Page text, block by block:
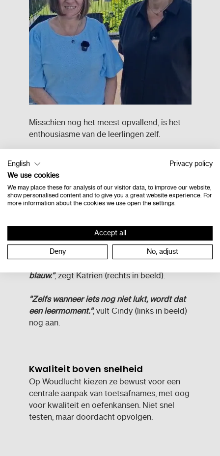
Misschien nog het meest opvallend, is het
enthousiasme van de leerlingen zelf.
hun vooruitgang letterlijk groeien op hun
rekenmuur. Elk groen “steentje” telt. Elk
succesje wordt zichtbaar. En dat doet iets
met hun motivatie en zelfvertrouwen.
“De steentjes dansen wanneer leerlingen
voor het eerst naar hun muurtje kijken nadat
ze het gemaakt hebben. Steentjes kleuren
blauw.”, zegt Katrien (rechts in beeld).
"Zelfs wanneer iets nog niet lukt, wordt dat
een leermoment.", vult Cindy (links in beeld)
nog aan.
Kwaliteit boven snelheid
Op Woudlucht kiezen ze bewust voor een
centrale aanpak van toetsafnames, met oog
voor kwaliteit en oefenkansen. Niet snel
testen, maar doordacht opvolgen.
English
Privacy policy
We use cookies
We may place these for analysis of our visitor data, to improve our website,
show personalised content and to give you a great website experience. For
more information about the cookies we use open the settings.
Accept all
Deny No, adjust